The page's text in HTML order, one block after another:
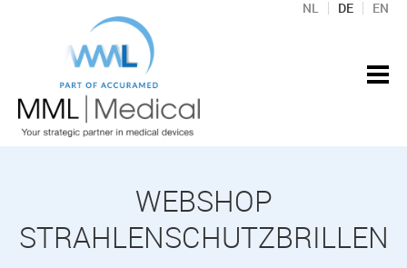
NL DE EN
WEBSHOP
STRAHLENSCHUTZBRILLEN